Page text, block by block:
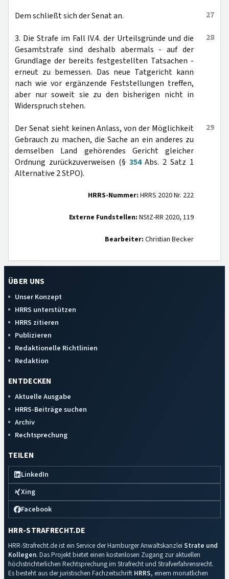
27
Dem schließt sich der Senat an.
28
3. Die Strafe im Fall IV.4. der Urteilsgründe und die
Gesamtstrafe sind deshalb abermals - auf der
Grundlage der bereits festgestellten Tatsachen -
erneut zu bemessen. Das neue Tatgericht kann
nach wie vor ergänzende Feststellungen treffen,
aber nur soweit sie zu den bisherigen nicht in
Widerspruch stehen.
29
Der Senat sieht keinen Anlass, von der Möglichkeit
Gebrauch zu machen, die Sache an ein anderes zu
demselben Land gehörendes Gericht gleicher
Ordnung zurückzuverweisen (§ 354Abs. 2 Satz 1
Alternative 2 StPO).
HRRS-Nummer: HRRS 2020 Nr. 222
Externe Fundstellen: NStZ-RR 2020, 119
Bearbeiter: Christian Becker
ÜBER UNS
Unser Konzept
HRRS unterstützen
HRRS zitieren
Publizieren
Redaktionelle Richtlinien
Redaktion
ENTDECKEN
Aktuelle Ausgabe
HRRS-Beiträge suchen
Archiv
Rechtsprechung
TEILEN
LinkedIn
Xing
Facebook
HRR-STRAFRECHT.DE
HRR-Strafrecht.de ist ein Service der Hamburger Anwaltskanzlei Strate und
Kollegen. Das Projekt bietet einen kostenlosen Zugang zur aktuellen
höchstrichterlichen Rechtsprechung im Strafrecht und Strafverfahrensrecht.
Es besteht aus der juristischen Fachzeitschrift HRRS, einem monatlichen